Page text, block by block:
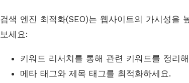
검색 엔진 최적화(SEO)는 웹사이트의 가시성을
보세요:
키워드 리서치를 통해 관련 키워드를 정리
메타 태그와 제목 태그를 최적화하세요.